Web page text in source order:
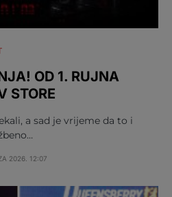
OD 1. RUJNA
STORE
a sad je vrijeme da to i
2026. 12:07